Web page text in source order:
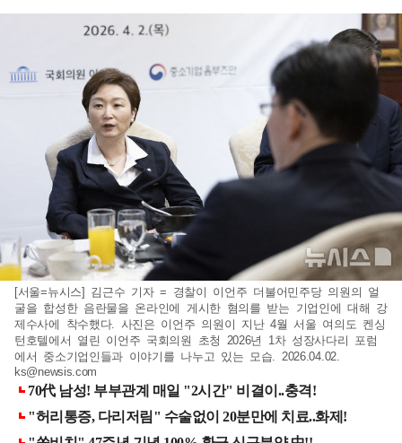
[서울=뉴시스] 김근수 기자 = 경찰이 이언주 더불어민주당 의원의 얼
굴을 합성한 음란물을 온라인에 게시한 혐의를 받는 기업인에 대해 강
제수사에 착수했다. 사진은 이언주 의원이 지난 4월 서울 여의도 켄싱
턴호텔에서 열린 이언주 국회의원 초청 2026년 1차 성장사다리 포럼
에서 중소기업인들과 이야기를 나누고 있는 모습. 2026.04.02.
ks@newsis.com